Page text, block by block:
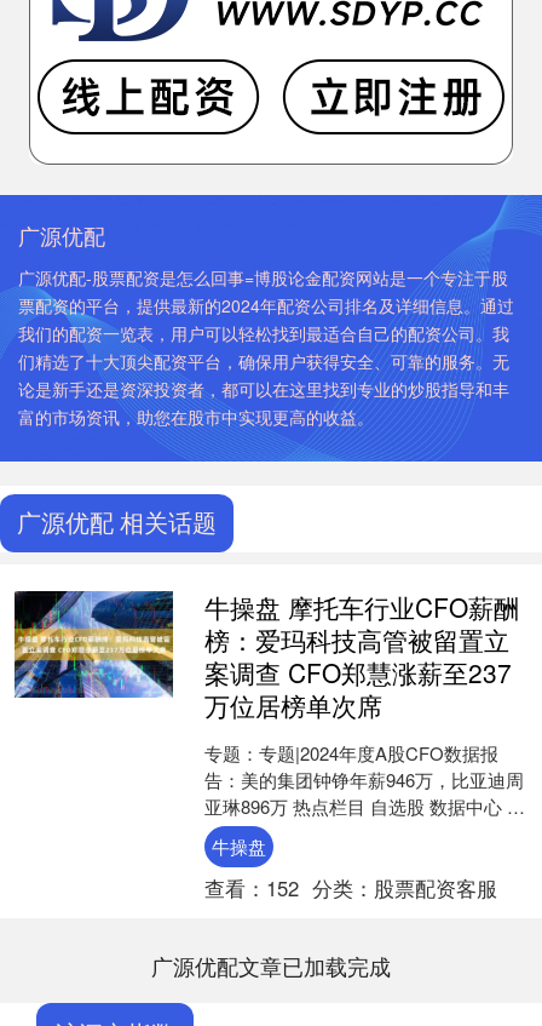
广源优配
广源优配-股票配资是怎么回事=博股论金配资网站是一个专注于股
票配资的平台，提供最新的2024年配资公司排名及详细信息。通过
我们的配资一览表，用户可以轻松找到最适合自己的配资公司。我
们精选了十大顶尖配资平台，确保用户获得安全、可靠的服务。无
论是新手还是资深投资者，都可以在这里找到专业的炒股指导和丰
富的市场资讯，助您在股市中实现更高的收益。
广源优配 相关话题
牛操盘 摩托车行业CFO薪酬
榜：爱玛科技高管被留置立
案调查 CFO郑慧涨薪至237
万位居榜单次席
专题：专题|2024年度A股CFO数据报
告：美的集团钟铮年薪946万，比亚迪周
亚琳896万 热点栏目 自选股 数据中心 行
情中心 资金流向 模拟交易 客户端 作....
牛操盘
查看： 152 分类： 股票配资客服
广源优配文章已加载完成